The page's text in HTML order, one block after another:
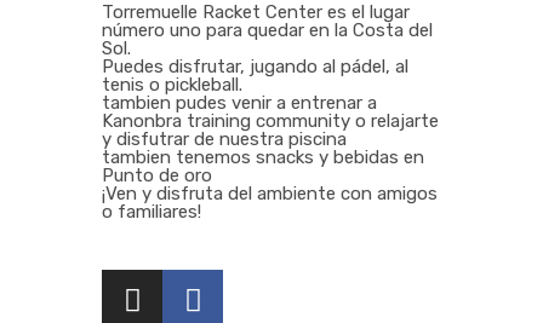
Torremuelle Racket Center es el lugar
número uno para quedar en la Costa del
Sol.
Puedes disfrutar, jugando al pádel, al
tenis o pickleball.
tambien pudes venir a entrenar a
Kanonbra training community o relajarte
y disfutrar de nuestra piscina
tambien tenemos snacks y bebidas en
Punto de oro
¡Ven y disfruta del ambiente con amigos
o familiares!